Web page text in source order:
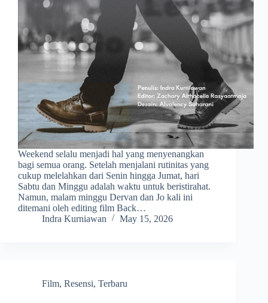
Weekend selalu menjadi hal yang menyenangkan
bagi semua orang. Setelah menjalani rutinitas yang
cukup melelahkan dari Senin hingga Jumat, hari
Sabtu dan Minggu adalah waktu untuk beristirahat.
Namun, malam minggu Dervan dan Jo kali ini
ditemani oleh editing film Back…
Indra Kurniawan
May 15, 2026
Film, Resensi, Terbaru